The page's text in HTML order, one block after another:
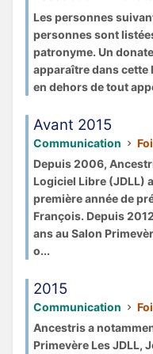
Les personnes
personnes sont
patronyme. Un
apparaître dans cette
en dehors de tout
Avant 2015
Communication
Depuis 2006,
Logiciel Libre (JDLL)
première année de
François. Depuis
ans au Salon
o...
2015
Communication
Ancestris a
Primevère Les JDLL,